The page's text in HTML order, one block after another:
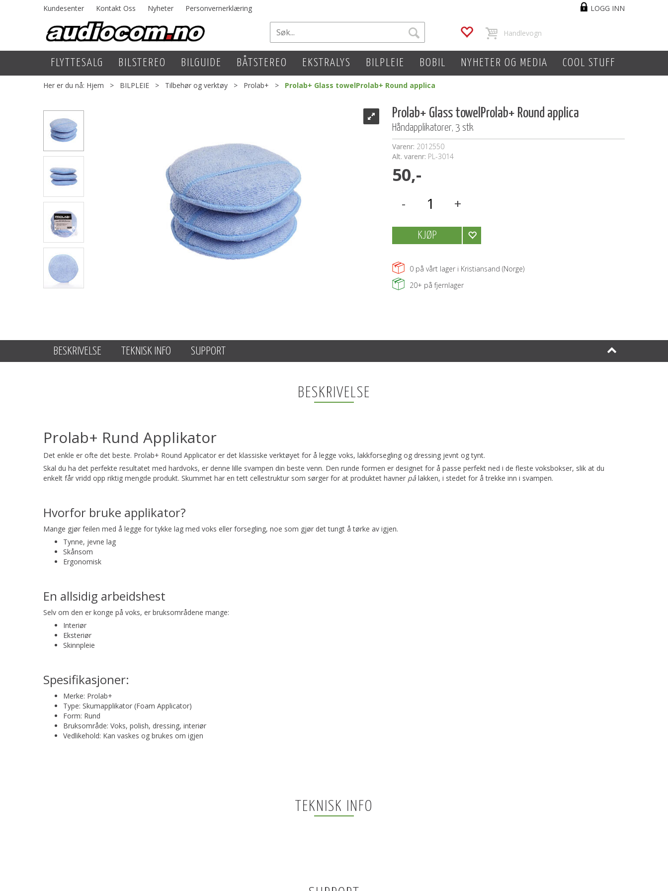
LOGG INN
Kundesenter Kontakt Oss Nyheter Personvernerklæring
FLYTTESALG BILSTEREO BILGUIDE BÅTSTEREO EKSTRALYS BILPLEIE BOBIL NYHETER OG MEDIA COOL STUFF
Her er du nå: Hjem > BILPLEIE > Tilbehør og verktøy > Prolab+ > Prolab+ Glass towelProlab+ Round applica
Prolab+ Glass towelProlab+ Round applica
Håndapplikatorer, 3 stk
Varenr: 2012550
Alt. varenr: PL-3014
50,-
- +
KJØP
0 på vårt lager i Kristiansand (Norge)
20+ på fjernlager
BESKRIVELSE TEKNISK INFO SUPPORT
BESKRIVELSE
Prolab+ Rund Applikator
Det enkle er ofte det beste. Prolab+ Round Applicator er det klassiske verktøyet for å legge voks, lakkforsegling og dressing jevnt og tynt.
Skal du ha det perfekte resultatet med hardvoks, er denne lille svampen din beste venn. Den runde formen er designet for å passe perfekt ned i de fleste voksbokser, slik at du
enkelt får vridd opp riktig mengde produkt. Skummet har en tett cellestruktur som sørger for at produktet havner på lakken, i stedet for å trekke inn i svampen.
Hvorfor bruke applikator?
Mange gjør feilen med å legge for tykke lag med voks eller forsegling, noe som gjør det tungt å tørke av igjen.
Tynne, jevne lag
Skånsom
Ergonomisk
En allsidig arbeidshest
Selv om den er konge på voks, er bruksområdene mange:
Interiør
Eksteriør
Skinnpleie
Spesifikasjoner:
Merke: Prolab+
Type: Skumapplikator (Foam Applicator)
Form: Rund
Bruksområde: Voks, polish, dressing, interiør
Vedlikehold: Kan vaskes og brukes om igjen
TEKNISK INFO